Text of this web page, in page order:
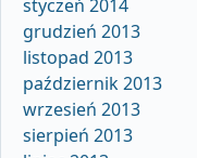
styczeń 2014
grudzień 2013
listopad 2013
październik 2013
wrzesień 2013
sierpień 2013